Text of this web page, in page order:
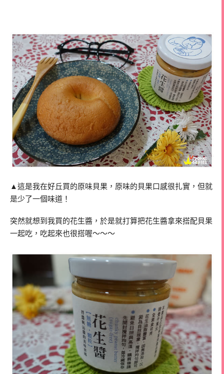
▲這是我在好丘買的原味貝果，原味的貝果口感很扎實，但就
是少了一個味道！
突然就想到我買的花生醬，於是就打算把花生醬拿來搭配貝果
一起吃，吃起來也很搭喔～～～